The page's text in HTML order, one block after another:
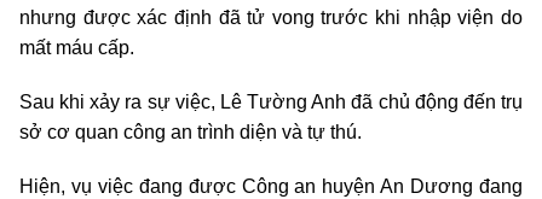
nhưng được xác định đã tử vong trước khi nhập viện do
mất máu cấp.
Sau khi xảy ra sự việc, Lê Tường Anh đã chủ động đến trụ
sở cơ quan công an trình diện và tự thú.
Hiện, vụ việc đang được Công an huyện An Dương đang